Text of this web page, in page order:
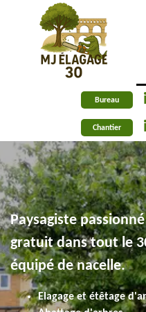
Bureau
Chantier
Paysagiste
gratuit dans tout le
équipé de nacelle.
Elagage et étêtage